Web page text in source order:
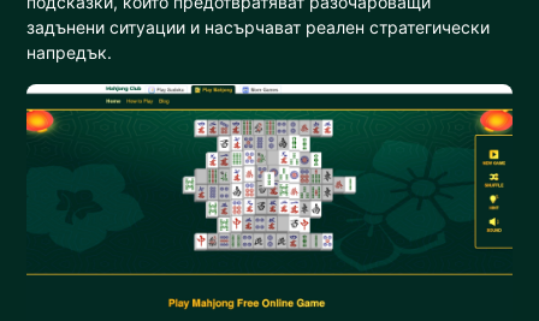
задънени ситуации и насърчават реален стратегически
напредък.